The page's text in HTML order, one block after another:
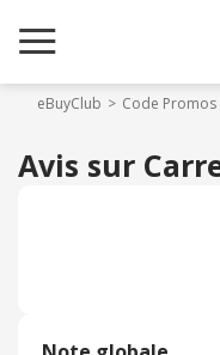
eBuyClub Code Promos
Avis sur